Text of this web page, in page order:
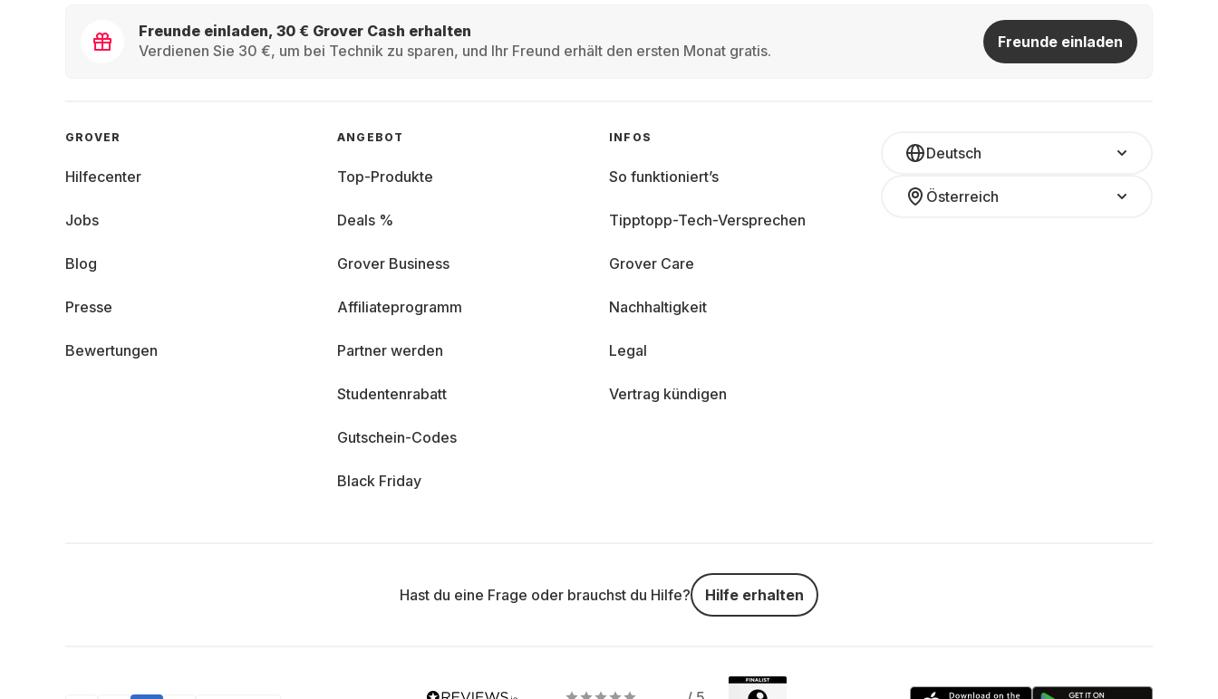
Freunde einladen, 30 € Grover Cash erhalten
Verdienen Sie 30 €, um bei Technik zu sparen, und Ihr Freund erhält den ersten Monat gratis.
Freunde einladen
Deutsch
Österreich
GROVER
Hilfecenter
Jobs
Blog
Presse
Bewertungen
ANGEBOT
Top-Produkte
Deals %
Grover Business
Affiliateprogramm
Partner werden
Studentenrabatt
Gutschein-Codes
Black Friday
INFOS
So funktioniert’s
Tipptopp-Tech-Versprechen
Grover Care
Nachhaltigkeit
Legal
Vertrag kündigen
Hast du eine Frage oder brauchst du Hilfe? Hilfe erhalten